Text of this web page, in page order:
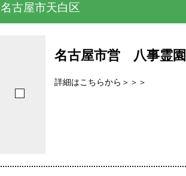
名古屋市天白区
名古屋市営 八事霊園
詳細はこちらから＞＞＞